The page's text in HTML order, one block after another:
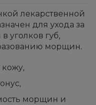
лекарственной
для ухода за
уголков губ,
морщин.
кожу,
морщин и